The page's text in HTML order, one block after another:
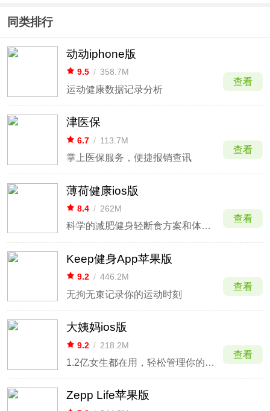
同类排行
动动iphone版
9.5 / 358.7M
运动健康数据记录分析
查看
津医保
6.7 / 113.7M
掌上医保服务，便捷报销查讯
查看
薄荷健康ios版
8.4 / 262M
科学的减肥健身轻断食方案和体重管理服务
查看
Keep健身App苹果版
9.2 / 446.2M
无拘无束记录你的运动时刻
查看
大姨妈ios版
9.2 / 218.2M
1.2亿女生都在用，轻松管理你的健康
查看
Zepp Life苹果版